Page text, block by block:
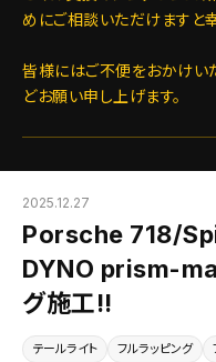
めにご相談いただけますと幸
皆様にはご不便をおかけい
どお願い申し上げます。
2025.12.27
Porsche 718/
DYNO prism-
グ施工!!
テールライト フルラッピング